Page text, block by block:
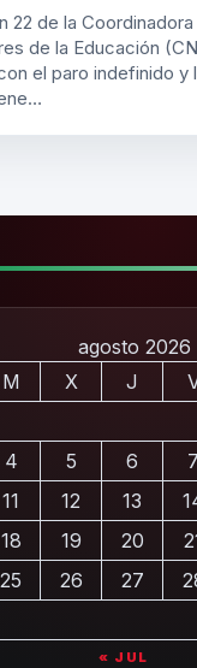
22 de la
de la Educación
el paro indefinido y
agosto 2026
M X J
4 5 6 7
11 12 13
18 19 20
25 26 27
« JUL